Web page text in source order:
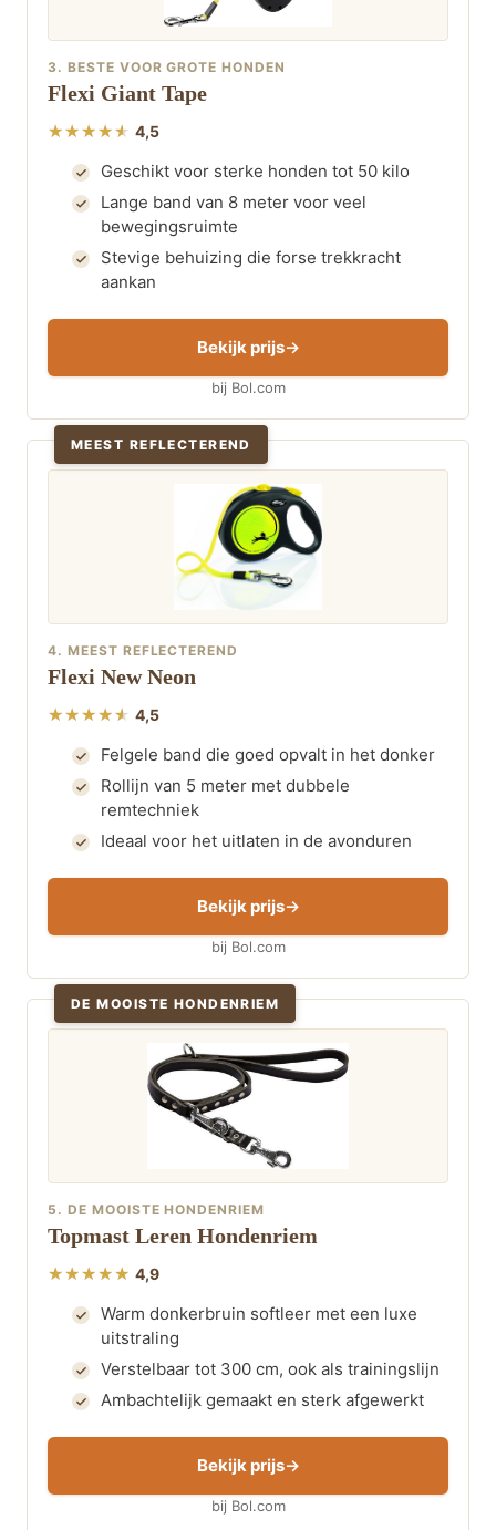
3. BESTE VOOR GROTE HONDEN
Flexi Giant Tape
4,5
Geschikt voor sterke honden tot 50 kilo
Lange band van 8 meter voor veel
bewegingsruimte
Stevige behuizing die forse trekkracht
aankan
Bekijk prijs
bij Bol.com
MEEST REFLECTEREND
4. MEEST REFLECTEREND
Flexi New Neon
4,5
Felgele band die goed opvalt in het donker
Rollijn van 5 meter met dubbele
remtechniek
Ideaal voor het uitlaten in de avonduren
Bekijk prijs
bij Bol.com
DE MOOISTE HONDENRIEM
5. DE MOOISTE HONDENRIEM
Topmast Leren Hondenriem
4,9
Warm donkerbruin softleer met een luxe
uitstraling
Verstelbaar tot 300 cm, ook als trainingslijn
Ambachtelijk gemaakt en sterk afgewerkt
Bekijk prijs
bij Bol.com